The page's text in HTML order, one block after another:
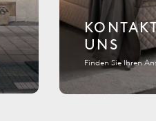
UNS
Finden Sie Ihren